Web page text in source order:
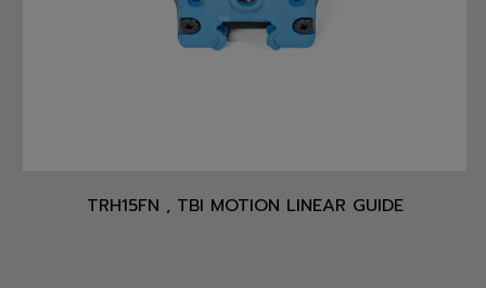
TRH15FN , TBI MOTION LINEAR GUIDE